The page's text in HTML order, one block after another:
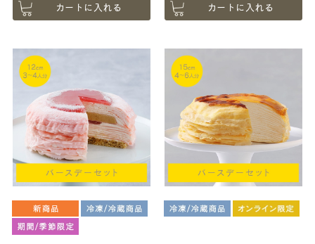
カートに入れる カートに入れる